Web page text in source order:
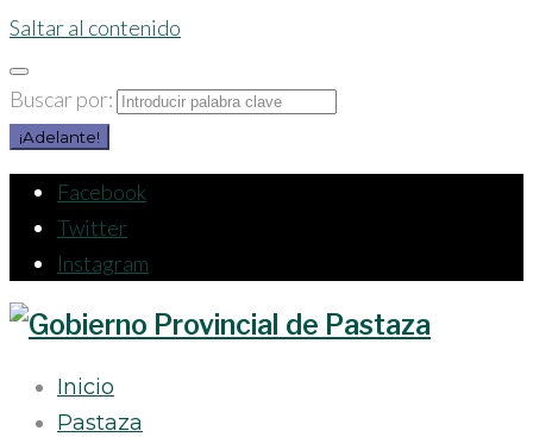
Saltar al contenido
Buscar por:
¡Adelante!
Facebook
Twitter
Instagram
Inicio
Pastaza